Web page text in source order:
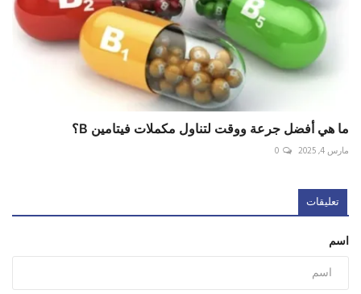
ما هي أفضل جرعة ووقت لتناول مكملات فيتامين B؟
مارس 4, 2025 0
تعليقات
اسم